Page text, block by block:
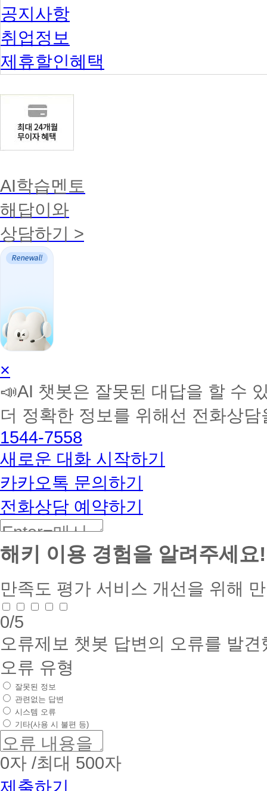
공지사항
취업정보
제휴할인혜택
AI학습멘토
해답이와
상담하기 >
AI
학
습
토
커
BETA
×
📣AI 챗봇은 잘못된 대답을 할 수
더 정확한 정보를 위해선 전화상
1544-7558
새로운 대화 시작하기
카카오톡 문의하기
전화상담 예약하기
해키 이용 경험을 알려주세요!
만족도 평가 서비스 개선을 위해
0/5
오류제보 챗봇 답변의 오류를 발
오류 유형
잘못된 정보
관련없는 답변
시스템 오류
기타(사용 시 불편 등)
0자 /최대 500자
제출하기